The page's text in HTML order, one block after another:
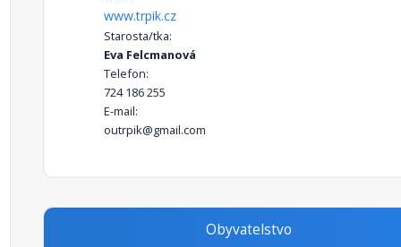
www.trpik.cz
Starosta/tka:
Eva Felcmanová
Telefon:
724 186 255
E-mail:
outrpik@gmail.com
Obyvatelstvo